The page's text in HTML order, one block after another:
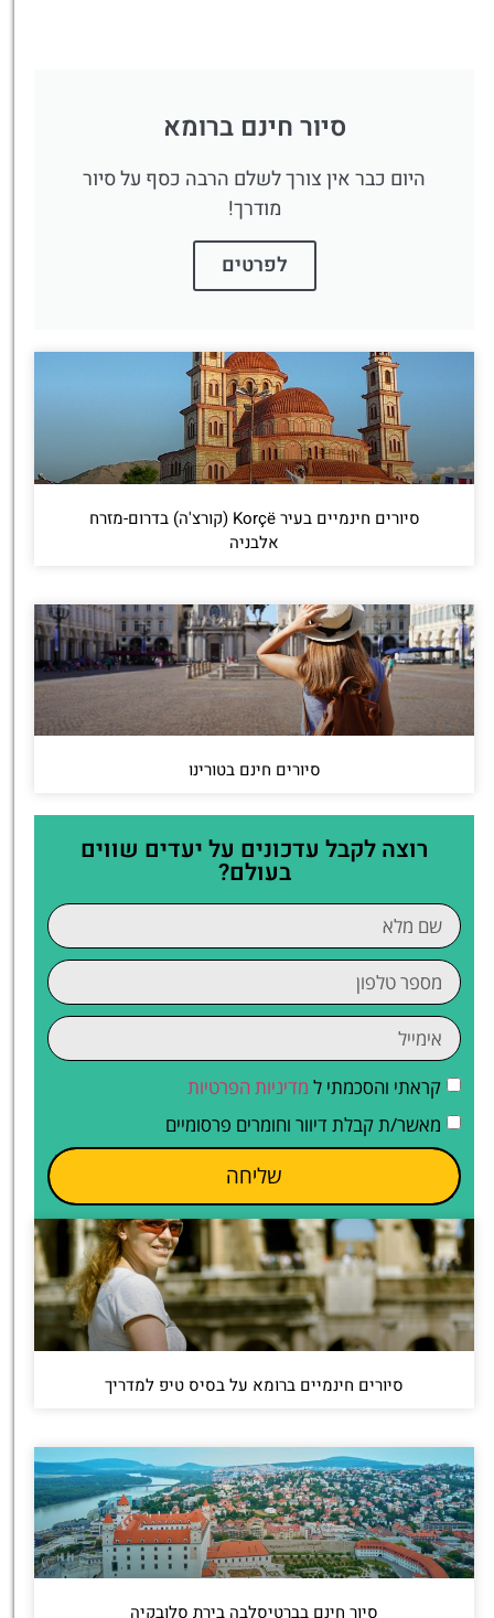
סיור חינם ברומא
היום כבר אין צורך לשלם הרבה כסף על סיור
מודרך!
לפרטים
סיורים חינמיים בעיר Korçë (קורצ'ה) בדרום-מזרח
אלבניה
סיורים חינם בטורינו
רוצה לקבל עדכונים על יעדים שווים
בעולם?
קראתי והסכמתי ל מדיניות הפרטיות
מאשר/ת קבלת דיוור וחומרים פרסומיים
שליחה
סיורים חינמיים ברומא על בסיס טיפ למדריך
סיור חינם בברטיסלבה בירת סלובקיה